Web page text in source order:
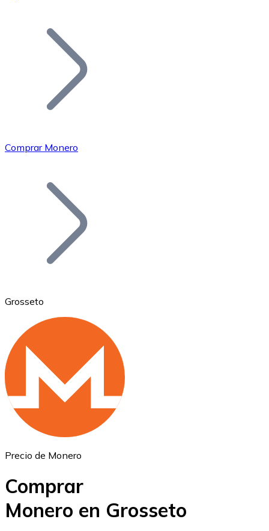
Añade tu proyecto a nuestro ecosistema.
Bitcoin
Ethereum
ETH
Comprar Monero
Grosseto
Precio de Monero
Comprar
Monero en Grosseto